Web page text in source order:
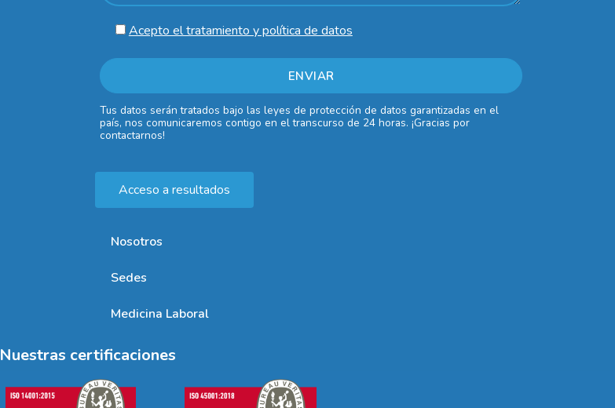
Acepto el tratamiento y política de datos
Tus datos serán tratados bajo las leyes de protección de datos garantizadas en el
país, nos comunicaremos contigo en el transcurso de 24 horas. ¡Gracias por
contactarnos!
Acceso a resultados
Nosotros
Sedes
Medicina Laboral
Nuestras certificaciones